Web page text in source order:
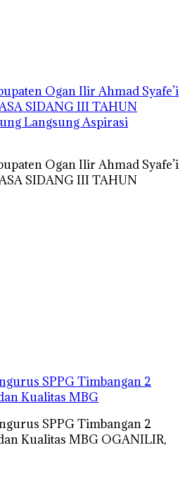
Ogan Ilir Ahmad Syafe’i
SIDANG III TAHUN
Langsung Aspirasi
Ogan Ilir Ahmad Syafe’i
SIDANG III TAHUN
SPPG Timbangan 2
Kualitas MBG
SPPG Timbangan 2
Kualitas MBG OGANILIR,